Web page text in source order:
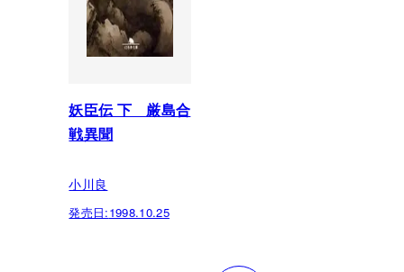
妖臣伝 下 厳島合
戦異聞
小川良
発売日:1998.10.25